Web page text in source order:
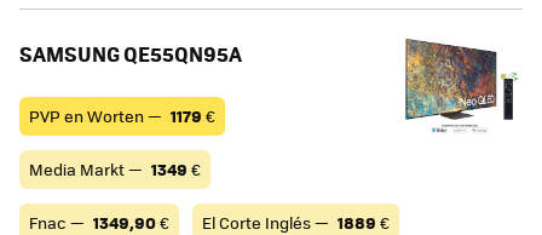
SAMSUNG QE55QN95A
PVP en Worten — 1179 €
Media Markt — 1349 €
Fnac — 1349,90€ El Corte Inglés — 1889 €